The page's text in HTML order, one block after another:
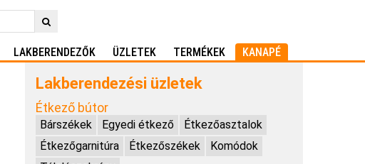
LAKBERENDEZŐK ÜZLETEK TERMÉKEK KANAPÉ
Lakberendezési üzletek
Étkező bútor
Bárszékek Egyedi étkező
Étkezőasztalok
Étkezőgarnitúra
Étkezőszékek
Komódok